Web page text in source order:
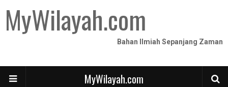
MyWilayah.com
Bahan Ilmiah Sepanjang Zaman
MyWilayah.com